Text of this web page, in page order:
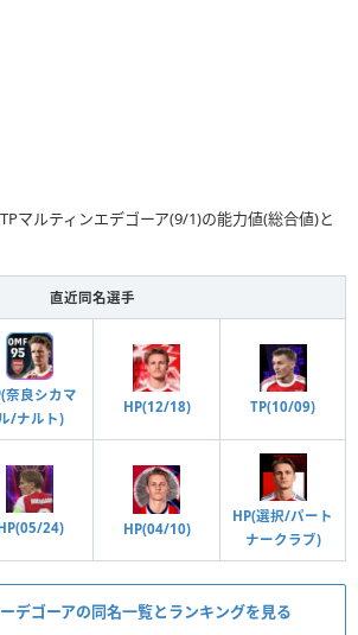
マルティンエデゴーア(9/1)の能力値(総合値)と
直近同名選手
奈良シカマ
/ナルト)
HP(12/18) TP(10/09)
24) HP(04/10)
HP(選択/パート
ナークラブ)
デゴーアの同名一覧とランキングを見る